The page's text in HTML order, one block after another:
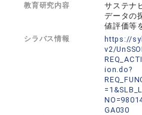
教育研究内容
サステナ
データの
値評価等
シラバス情報
https://
v2/
ion.do?
GA030